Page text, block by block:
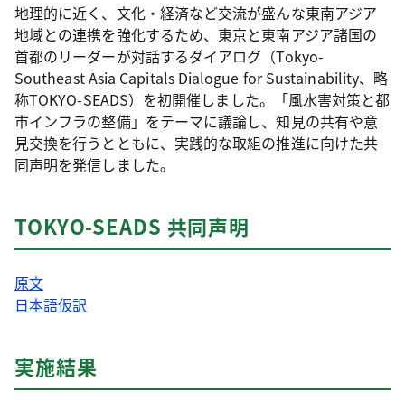
地理的に近く、文化・経済など交流が盛んな東南アジア
地域との連携を強化するため、東京と東南アジア諸国の
首都のリーダーが対話するダイアログ（Tokyo-
Southeast Asia Capitals Dialogue for Sustainability、略
称TOKYO-SEADS）を初開催しました。「風水害対策と都
市インフラの整備」をテーマに議論し、知見の共有や意
見交換を行うとともに、実践的な取組の推進に向けた共
同声明を発信しました。
TOKYO-SEADS 共同声明
原文
日本語仮訳
実施結果